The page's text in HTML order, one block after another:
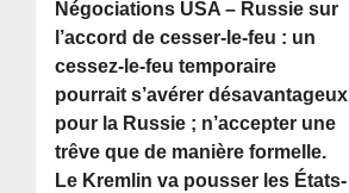
Négociations USA – Russie sur
l’accord de cesser-le-feu : un
cessez-le-feu temporaire
pourrait s’avérer désavantageux
pour la Russie ; n’accepter une
trêve que de manière formelle.
Le Kremlin va pousser les États-